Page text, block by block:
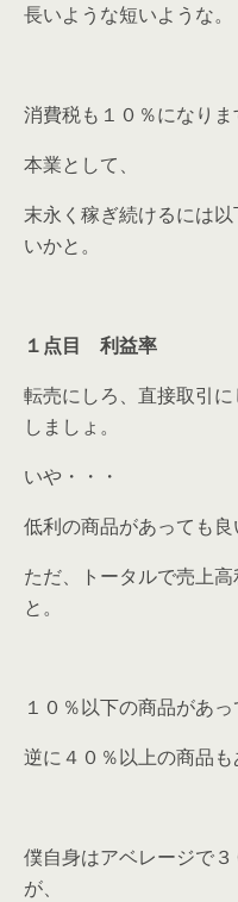
長いような短いような。
消費税も１０％になりま
本業として、
末永く稼ぎ続けるには
いかと。
１点目 利益率
転売にしろ、直接取引
しましょ。
いや・・・
低利の商品があっても良
ただ、トータルで売上
と。
１０％以下の商品があ
逆に４０％以上の商品も
僕自身はアベレージで
が、